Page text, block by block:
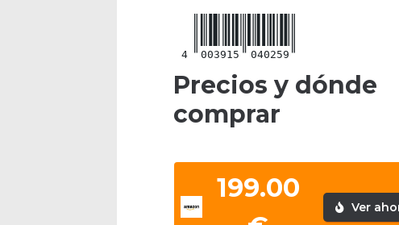
4 003915 040259
Precios y dónde
comprar
199.00
Ver